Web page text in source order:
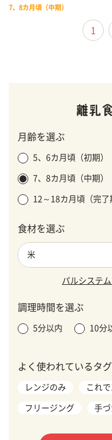
7、8カ月頃（中期）
1
月齢を選ぶ
5、6カ月頃（初期）
7、8カ月頃（中期）
12～18カ月頃（完了
食材を選ぶ
パルシステ
調理時間を選ぶ
5分以内 10分
よく使われているタグ
レンジのみ これ
フリージング 手づ